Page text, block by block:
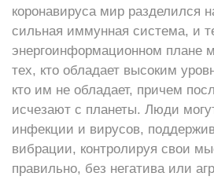
коронавируса мир разделился
сильная иммунная система, и
энергоинформационном плане
тех, кто обладает высоким
кто им не обладает, причем
исчезают с планеты. Люди
инфекции и вирусов,
вибрации, контролируя свои
правильно, без негатива или